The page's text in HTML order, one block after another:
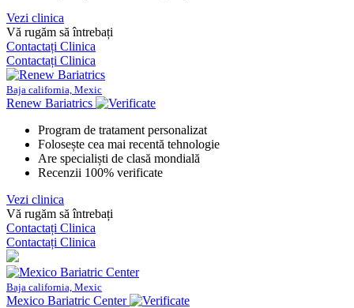
Vezi clinica
Vă rugăm să întrebați
Contactați Clinica
Contactați Clinica
Baja california, Mexic
Renew Bariatrics
Program de tratament personalizat
Folosește cea mai recentă tehnologie
Are specialiști de clasă mondială
Recenzii 100% verificate
Vezi clinica
Vă rugăm să întrebați
Contactați Clinica
Contactați Clinica
Baja california, Mexic
Mexico Bariatric Center